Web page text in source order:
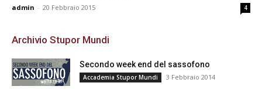
admin - 20 Febbraio 2015 4
Archivio Stupor Mundi
Secondo week end del sassofono
Accademia Stupor Mundi 3 Febbraio 2014